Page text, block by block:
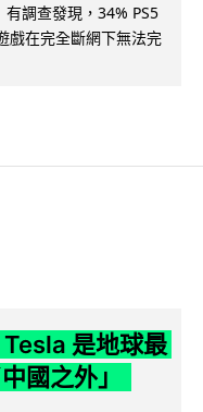
有調查發現，34% PS5
戲在完全斷網下無法完
是地球最
國之外」